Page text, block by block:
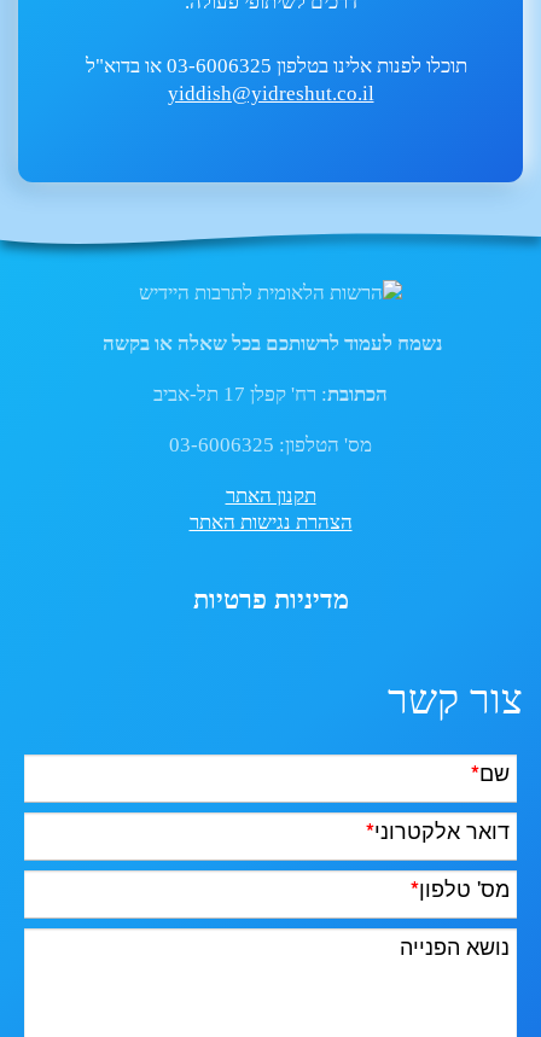
תוכלו לפנות אלינו בטלפון 03-6006325 או בדוא"ל
yiddish@yidreshut.co.il
נשמח לעמוד לרשותכם בכל שאלה או בקשה
הכתובת: רח' קפלן 17 תל-אביב
מס' הטלפון: 03-6006325
תקנון האתר
הצהרת נגישות האתר
מדיניות פרטיות
צור קשר
שם*
דואר אלקטרוני*
מס' טלפון*
נושא הפנייה